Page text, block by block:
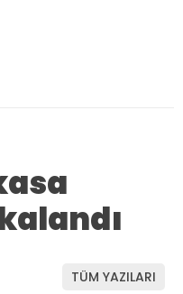
TÜM YAZILARI